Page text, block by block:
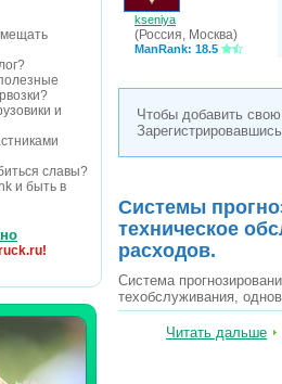
и
славы?
и быть в
kseniya
(Россия, Москва)
ManRank: 18.5
Чтобы добавить
Системы
техническое
расходов.
Система
техобслуживания,
Читать дальше